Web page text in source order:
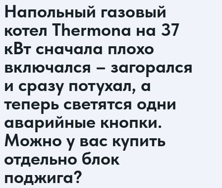
Напольный газовый
котел Thermona на 37
кВт сначала плохо
включался – загорался
и сразу потухал, а
теперь светятся одни
аварийные кнопки.
Можно у вас купить
отдельно блок
поджига?